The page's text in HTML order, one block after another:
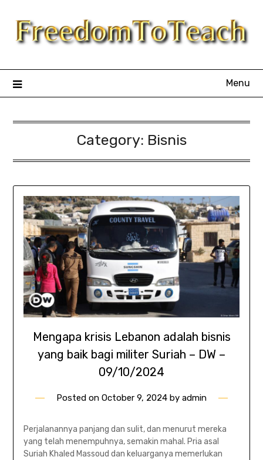
content
Menu
Category: Bisnis
Mengapa krisis Lebanon adalah bisnis
yang baik bagi militer Suriah – DW –
09/10/2024
Posted on October 9, 2024 by admin
Perjalanannya panjang dan sulit, dan menurut mereka
yang telah menempuhnya, semakin mahal. Pria asal
Suriah Khaled Massoud dan keluarganya memerlukan